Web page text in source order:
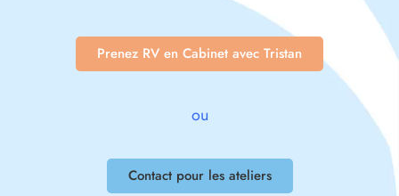
Prenez RV en Cabinet avec Tristan
ou
Contact pour les ateliers